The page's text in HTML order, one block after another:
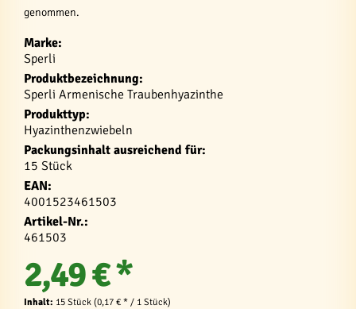
genommen.
Marke:
Sperli
Produktbezeichnung:
Sperli Armenische Traubenhyazinthe
Produkttyp:
Hyazinthenzwiebeln
Packungsinhalt ausreichend für:
15 Stück
EAN:
4001523461503
Artikel-Nr.:
461503
2,49 € *
Inhalt: 15 Stück (0,17 € * / 1 Stück)